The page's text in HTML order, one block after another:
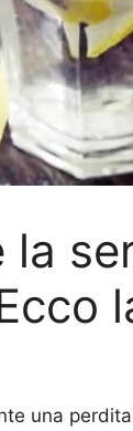
la
una